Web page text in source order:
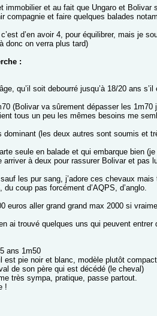
immobilier et au fait que Ungaro et
compagnie et faire quelques balades
d’en avoir 4, pour équilibrer, mais je
donc on verra plus tard)
:
qu’il soit debourré jusqu’à 18/20 ans
(Bolivar va sûrement dépasser les
tous un peu les mêmes besoins me
dominant (les deux autres sont soumis et
seule en balade et qui embarque bien
arriver à deux pour rassurer Bolivar et pas
les pur sang, j’adore ces chevaux
du coup pas forcément d’AQPS, d’anglo.
euros aller grand grand max 2000 si
ai trouvé quelques uns qui peuvent
ans 1m50
est pie noir et blanc, modèle plutôt
de son père qui est décédé (le cheval)
très sympa, pratique, passe partout.
!